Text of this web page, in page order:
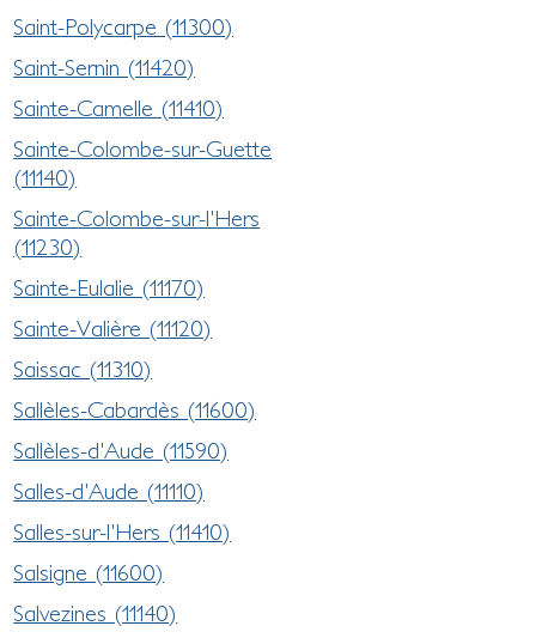
Saint-Polycarpe (11300)
Saint-Sernin (11420)
Sainte-Camelle (11410)
Sainte-Colombe-sur-Guette
(11140)
Sainte-Colombe-sur-l'Hers
(11230)
Sainte-Eulalie (11170)
Sainte-Valière (11120)
Saissac (11310)
Sallèles-Cabardès (11600)
Sallèles-d'Aude (11590)
Salles-d'Aude (11110)
Salles-sur-l'Hers (11410)
Salsigne (11600)
Salvezines (11140)